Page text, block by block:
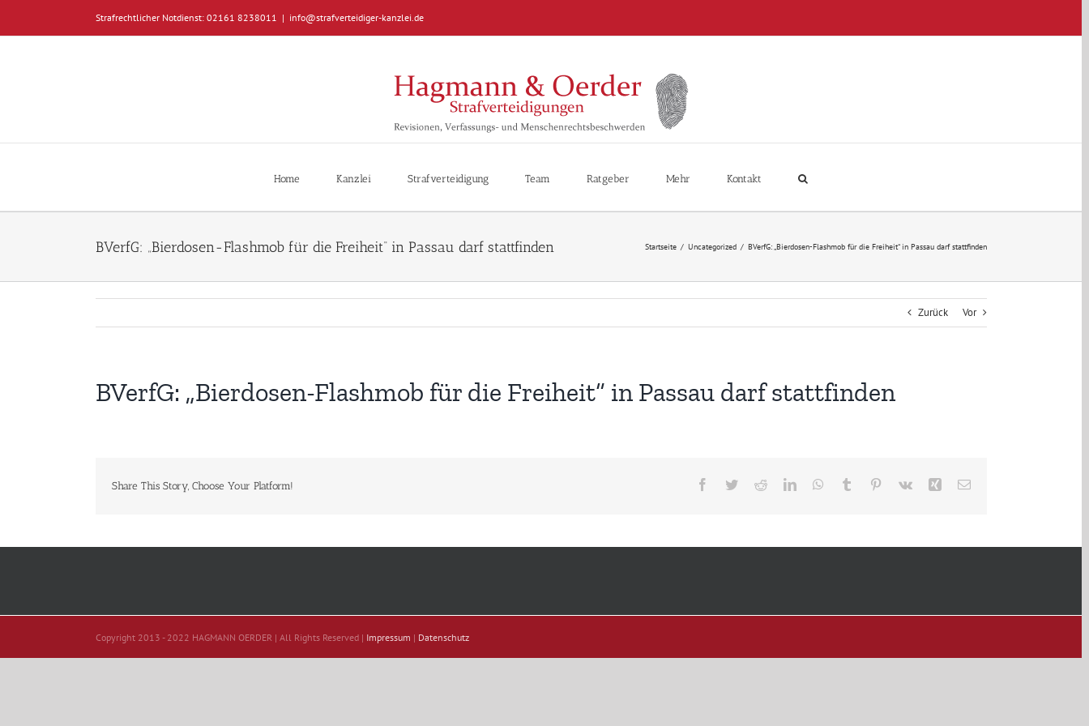
springen
Strafrechtlicher Notdienst: 02161 8238011 | info@strafverteidiger-kanzlei.de
Home Kanzlei Strafverteidigung Team Ratgeber Mehr Kontakt
BVerfG: „Bierdosen-Flashmob für die Freiheit“ in Passau darf stattfinden Startseite / Uncategorized / BVerfG: „Bierdosen-Flashmob für die Freiheit“ in Passau darf stattfinden
Zurück Vor
BVerfG: „Bierdosen-Flashmob für die Freiheit“ in Passau darf stattfinden
Share This Story, Choose Your Platform! Facebook
TwitterRedditLinkedInWhatsApp
Tumblr Pinterest
Vk Xing E-
Copyright 2013 - 2022 HAGMANN OERDER | All Rights Reserved | Impressum | Datenschutz